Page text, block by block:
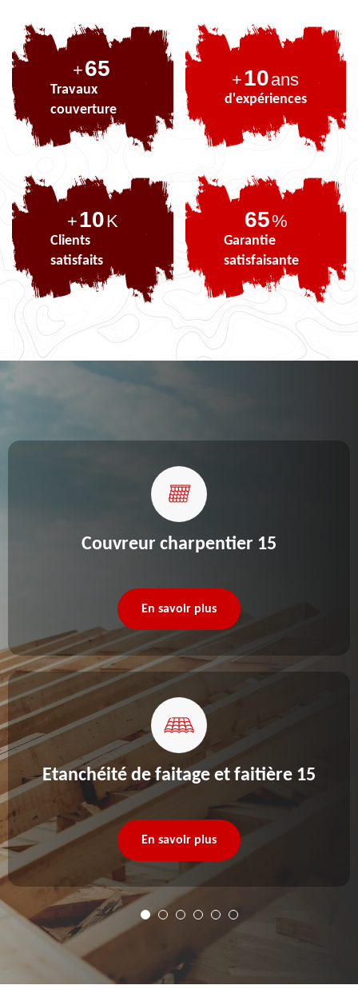
+85
Travaux
couverture
+10ans
d'expériences
+10K
Clients
satisfaits
85%
Garantie
satisfaisante
Couvreur charpentier 15
En savoir plus
Etanchéité de faitage et faitière 15
En savoir plus